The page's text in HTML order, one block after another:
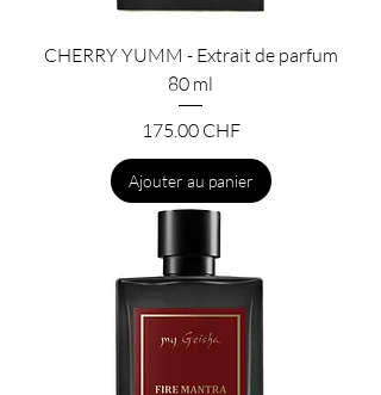
CHERRY YUMM - Extrait de parfum
80 ml
Prix
175.00 CHF
Ajouter au panier